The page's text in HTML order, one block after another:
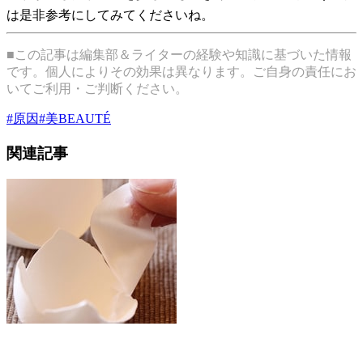
は是非参考にしてみてくださいね。
■この記事は編集部＆ライターの経験や知識に基づいた情報
です。個人によりその効果は異なります。ご自身の責任にお
いてご利用・ご判断ください。
#原因#美BEAUTÉ
関連記事